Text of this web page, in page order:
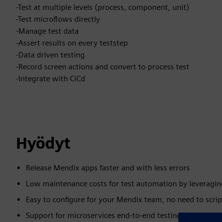
-Test at multiple levels (process, component, unit)
-Test microflows directly
-Manage test data
-Assert results on every teststep
-Data driven testing
-Record screen actions and convert to process test
-Integrate with CiCd
Hyödyt
Release Mendix apps faster and with less errors
Low maintenance costs for test automation by
Easy to configure for your Mendix team, no need to
Support for microservices end-to-end testing in one tool